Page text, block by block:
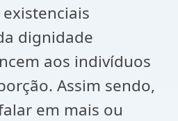
dignidade
aos indivíduos
Assim sendo,
em mais ou